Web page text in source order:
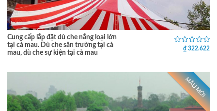
Cung cấp lắp đặt dù che nắng loại lớn
tại cà mau. Dù che sân trường tại cà
mau, dù che sự kiện tại cà mau
₫ 322.622
MẪU MỚI